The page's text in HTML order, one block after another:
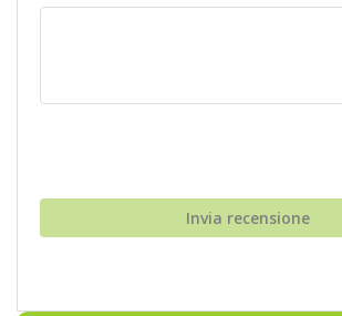
Invia recensione